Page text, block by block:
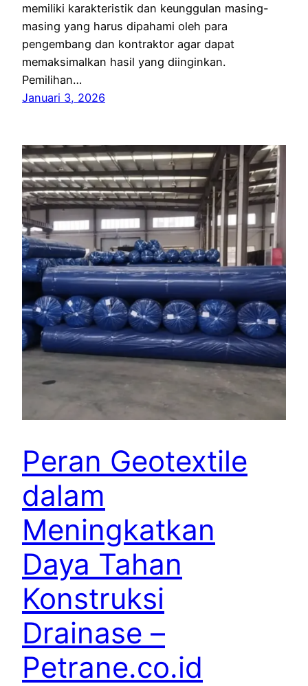
memiliki karakteristik dan keunggulan masing-
masing yang harus dipahami oleh para
pengembang dan kontraktor agar dapat
memaksimalkan hasil yang diinginkan.
Pemilihan…
Januari 3, 2026
Peran Geotextile
dalam
Meningkatkan
Daya Tahan
Konstruksi
Drainase –
Petrane.co.id